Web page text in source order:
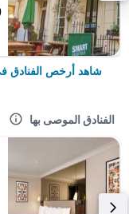
شاهد أرخص الفنادق
الفنادق الموصى بها